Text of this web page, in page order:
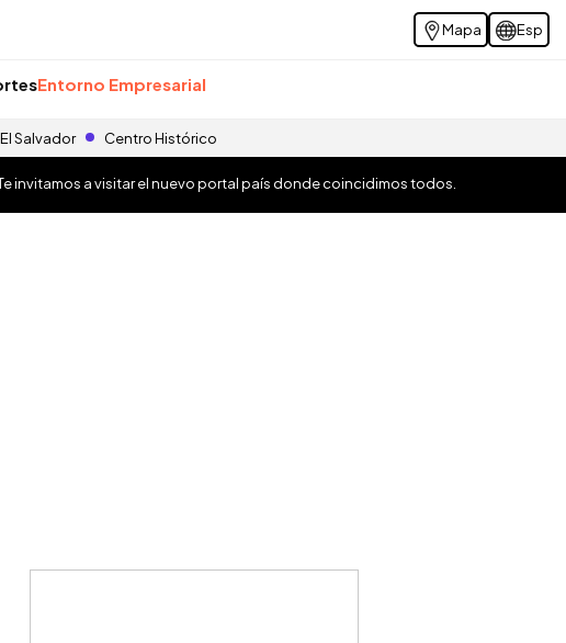
Mapa Esp
Entorno Empresarial
Salvador Centro Histórico
Te invitamos a visitar el nuevo portal país donde coincidimos todos.